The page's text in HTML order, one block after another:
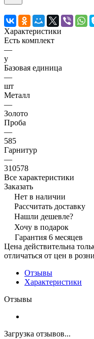
Характеристики
Есть комплект
—
y
Базовая единица
—
шт
Металл
—
Золото
Проба
—
585
Гарнитур
—
310578
Все характеристики
Заказать
Нет в наличии
Рассчитать доставку
Нашли дешевле?
Хочу в подарок
Гарантия 6 месяцев
Цена действительна
отличаться от цен в
Отзывы
Характеристики
Отзывы
Загрузка отзывов...